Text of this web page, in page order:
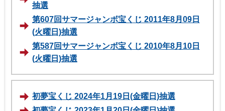
抽選
第607回サマージャンボ宝くじ 2011年8月09日
(火曜日)抽選
第587回サマージャンボ宝くじ 2010年8月10日
(火曜日)抽選
初夢宝くじ 2024年1月19日(金曜日)抽選